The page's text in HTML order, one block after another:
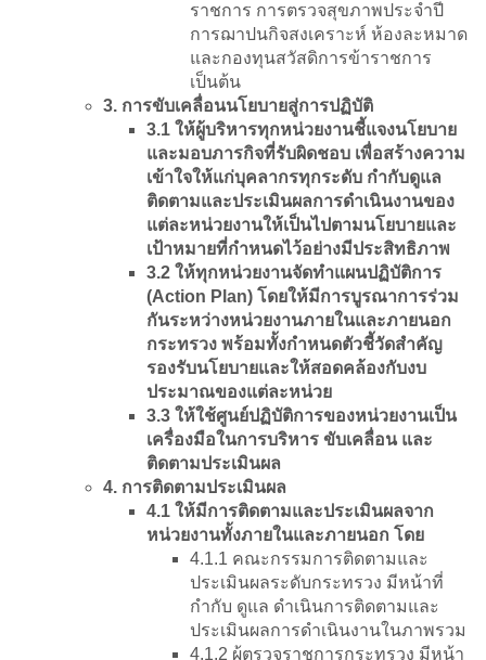
ราชการ การตรวจสุขภาพประจำปี
การฌาปนกิจสงเคราะห์ ห้องละหมาด
และกองทุนสวัสดิการข้าราชการ
เป็นต้น
3. การขับเคลื่อนนโยบายสู่การปฏิบัติ
3.1 ให้ผู้บริหารทุกหน่วยงานชี้แจงนโยบาย
และมอบภารกิจที่รับผิดชอบ เพื่อสร้างความ
เข้าใจให้แก่บุคลากรทุกระดับ กำกับดูแล
ติดตามและประเมินผลการดำเนินงานของ
แต่ละหน่วยงานให้เป็นไปตามนโยบายและ
เป้าหมายที่กำหนดไว้อย่างมีประสิทธิภาพ
3.2 ให้ทุกหน่วยงานจัดทำแผนปฏิบัติการ
(Action Plan) โดยให้มีการบูรณาการร่วม
กันระหว่างหน่วยงานภายในและภายนอก
กระทรวง พร้อมทั้งกำหนดตัวชี้วัดสำคัญ
รองรับนโยบายและให้สอดคล้องกับงบ
ประมาณของแต่ละหน่วย
3.3 ให้ใช้ศูนย์ปฏิบัติการของหน่วยงานเป็น
เครื่องมือในการบริหาร ขับเคลื่อน และ
ติดตามประเมินผล
4. การติดตามประเมินผล
4.1 ให้มีการติดตามและประเมินผลจาก
หน่วยงานทั้งภายในและภายนอก โดย
4.1.1 คณะกรรมการติดตามและ
ประเมินผลระดับกระทรวง มีหน้าที่
กำกับ ดูแล ดำเนินการติดตามและ
ประเมินผลการดำเนินงานในภาพรวม
4.1.2 ผู้ตรวจราชการกระทรวง มีหน้า